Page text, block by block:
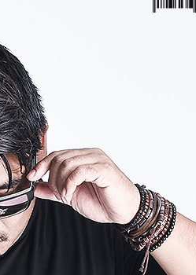
２．關於個人資料處理事宜，請瀏覽以下網
３．未成年的使用者請事先徵得法定代理人
「AFTEE先享後付」，若未經同意申辦者引
任。
４．使用「AFTEE先享後付」時，將依據個
即時審查核予不同之上限額度；若仍有額度
結果請求用戶進行身份認證。
５．嚴禁一人註冊多個帳號或使用他人資訊
形，恩沛科技股份有限公司將有權停止該用
動。